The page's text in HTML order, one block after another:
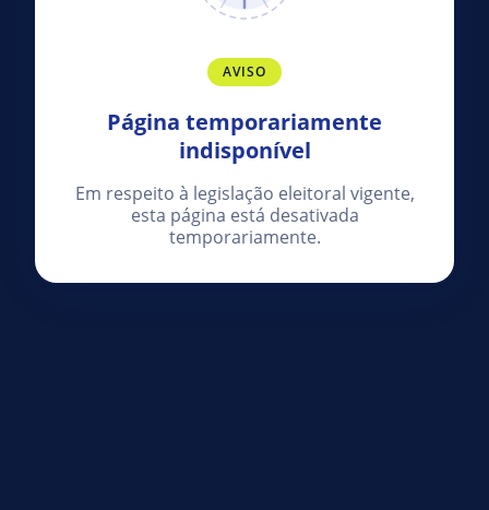
AVISO
Página temporariamente
indisponível
Em respeito à legislação eleitoral vigente,
esta página está desativada
temporariamente.